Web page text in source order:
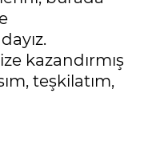
kazandırmış
teşkilatım,